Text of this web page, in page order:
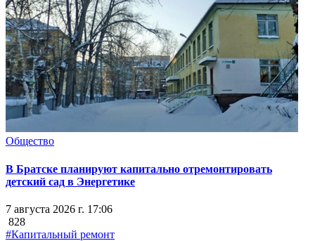
Общество
В Братске планируют капитально отремонтировать
детский сад в Энергетике
7 августа 2026 г. 17:06
828
#Капитальный ремонт